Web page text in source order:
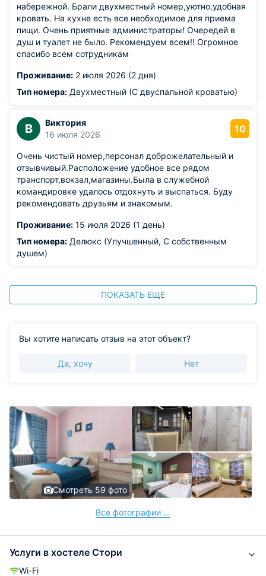
набережной. Брали двухместный номер,уютно,удобная
кровать. На кухне есть все необходимое для приема
пищи. Очень приятные администраторы! Очередей в
душ и туалет не было. Рекомендуем всем!! Огромное
спасибо всем сотрудникам
Проживание: 2 июля 2026 (2 дня)
Тип номера: Двухместный (С двуспальной кроватью)
В
Виктория
16 июля 2026
10
Очень чистый номер,персонал доброжелательный и
отзывчивый.Расположение удобное все рядом
транспорт,вокзал,магазины.Была в служебной
командировке удалось отдохнуть и выспаться. Буду
рекомендовать друзьям и знакомым.
Проживание: 15 июля 2026 (1 день)
Тип номера: Делюкс (Улучшенный, С собственным
душем)
ПОКАЗАТЬ ЕЩЕ
Вы хотите написать отзыв на этот объект?
Да, хочу Нет
Смотреть 59 фото
Все фотографии ...
Услуги в хостеле Стори
Wi-Fi